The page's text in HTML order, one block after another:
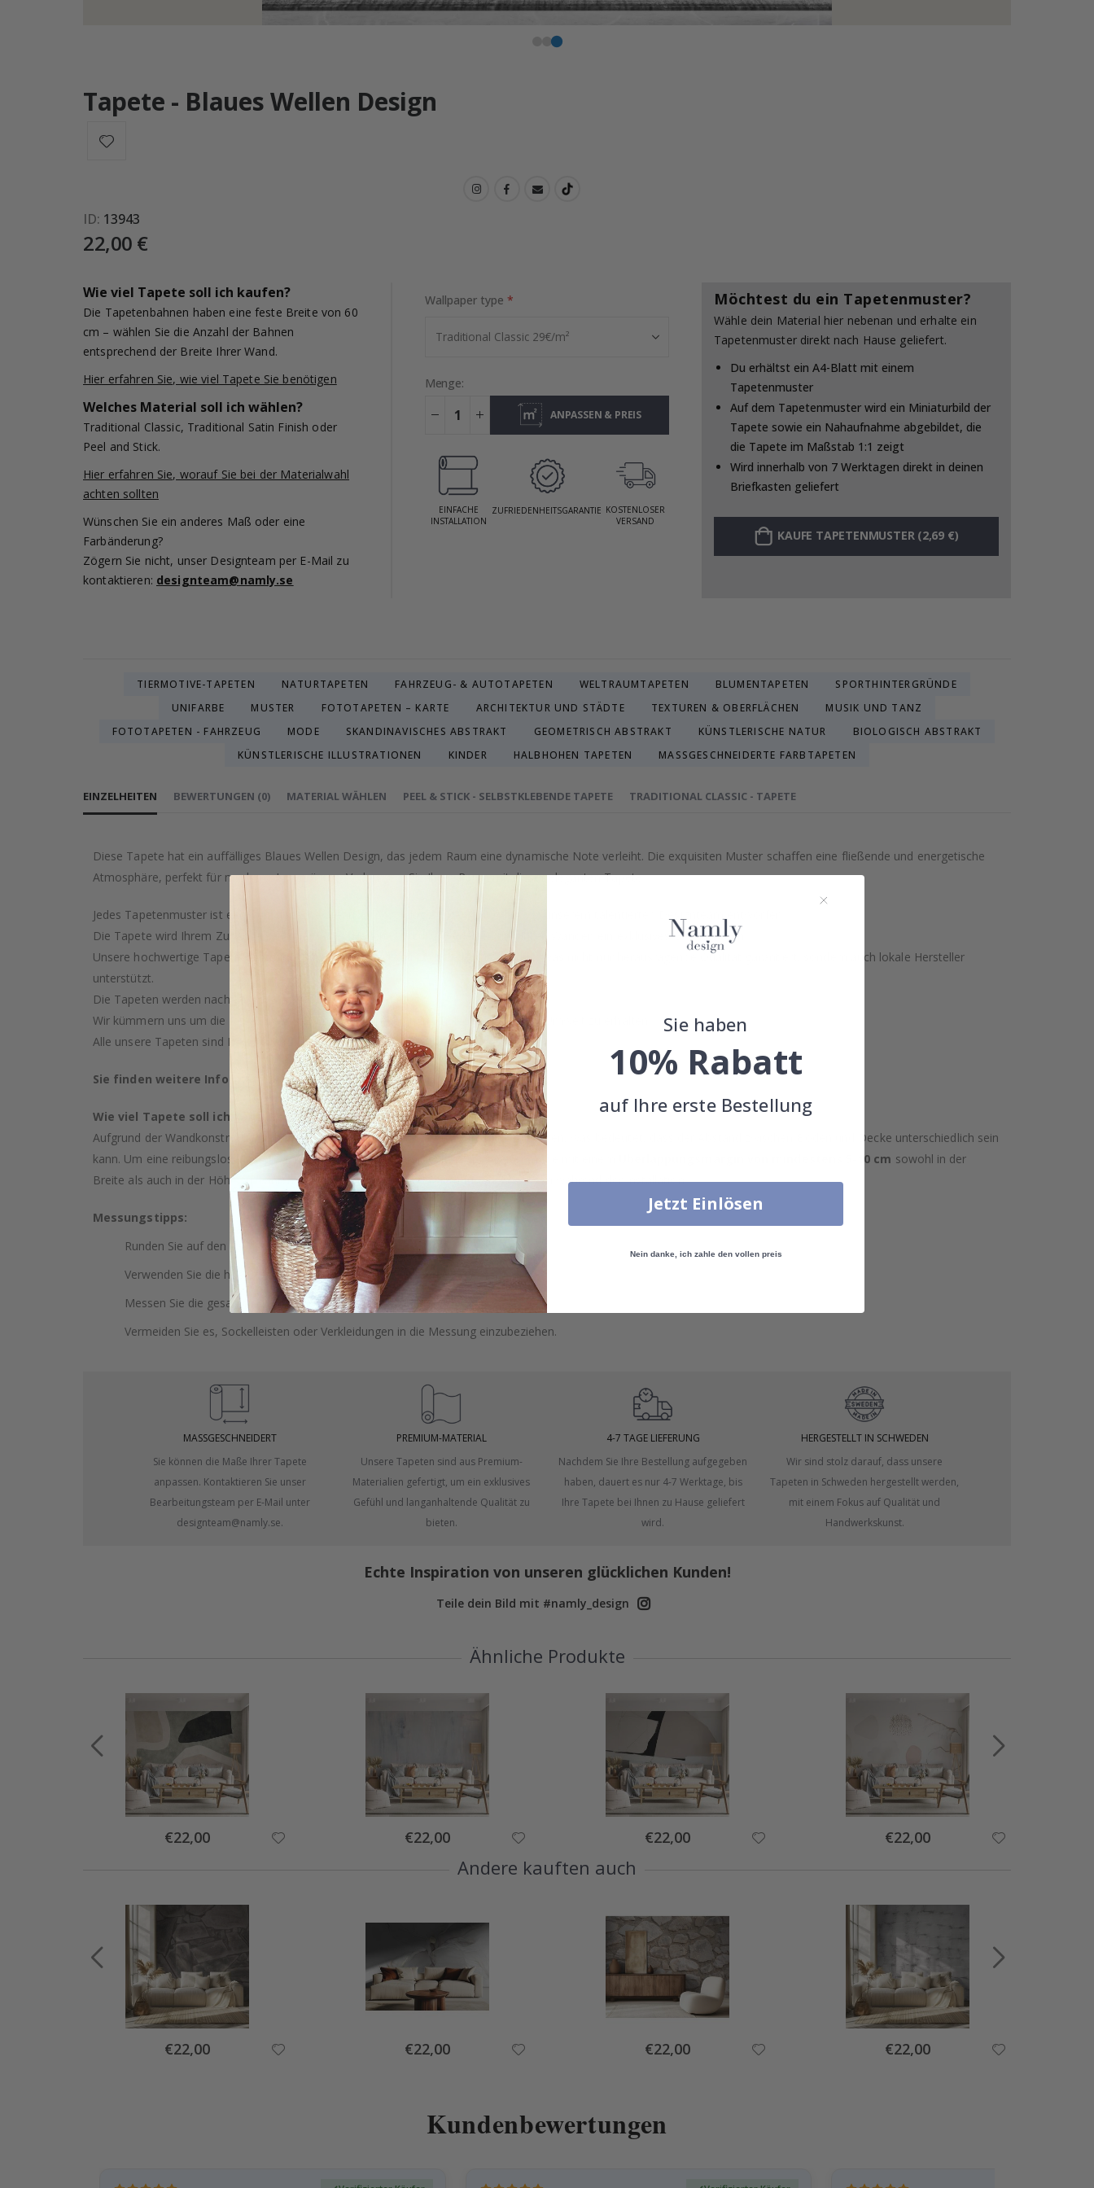
Tapete - Blaues Wellen Design
ID 13943
22,00 €
Wie viel Tapete soll ich kaufen?
Die Tapetenbahnen haben eine feste Breite von 60
cm – wählen Sie die Anzahl der Bahnen
entsprechend der Breite Ihrer Wand.
Hier erfahren Sie, wie viel Tapete Sie benötigen
Welches Material soll ich wählen?
Traditional Classic, Traditional Satin Finish oder
Peel and Stick.
Hier erfahren Sie, worauf Sie bei der Materialwahl
achten sollten
Wünschen Sie ein anderes Maß oder eine
Farbänderung?
Zögern Sie nicht, unser Designteam per E-Mail zu
kontaktieren: designteam@namly.se
Wallpaper type
Menge:
ANPASSEN & PREIS
EINFACHE
INSTALLATION
ZUFRIEDENHEITSGARANTIE KOSTENLOSER
VERSAND
Möchtest du ein Tapetenmuster?
Wähle dein Material hier nebenan und erhalte ein
Tapetenmuster direkt nach Hause geliefert.
Du erhältst ein A4-Blatt mit einem
Tapetenmuster
Auf dem Tapetenmuster wird ein Miniaturbild der
Tapete sowie ein Nahaufnahme abgebildet, die
die Tapete im Maßstab 1:1 zeigt
Wird innerhalb von 7 Werktagen direkt in deinen
Briefkasten geliefert
KAUFE TAPETENMUSTER (2,69 €)
TIERMOTIVE-TAPETEN NATURTAPETEN FAHRZEUG- & AUTOTAPETEN WELTRAUMTAPETEN BLUMENTAPETEN
SPORTHINTERGRÜNDE
UNIFARBE
MUSTER FOTOTAPETEN – KARTE ARCHITEKTUR UND STÄDTE TEXTUREN & OBERFLÄCHEN
MUSIK UND TANZ
FOTOTAPETEN - FAHRZEUG
MODE SKANDINAVISCHES ABSTRAKT GEOMETRISCH ABSTRAKT KÜNSTLERISCHE NATUR
BIOLOGISCH ABSTRAKT
KÜNSTLERISCHE ILLUSTRATIONEN
KINDER HALBHOHEN TAPETEN MASSGESCHNEIDERTE FARBTAPETEN
EINZELHEITEN
Diese Tapete hat ein auffälliges Blaues Wellen Design, das jedem Raum eine dynamische Note verleiht. Die exquisiten Muster schaffen eine fließende und energetische
Atmosphäre, perfekt für moderne Innenräume. Verbessern Sie Ihren Raum mit dieser eleganten Tapete.
Jedes Tapetenmuster ist eine künstlerische Kreation, sorgfältig ausgewählt oder von unserem talentierten Designteam entworfen.
Die Tapete wird Ihrem Zuhause garantiert einen Hauch von Luxus verleihen und Ihren Wänden ein exklusives Gefühl geben.
Unsere hochwertige Tapete wird mit Sorgfalt und Präzision in Schweden hergestellt, was nicht nur herausragende Qualität garantiert, sondern auch lokale Hersteller
unterstützt.
Die Tapeten werden nach Ihrem Kauf auf Bestellung gefertigt.
Wir kümmern uns um die Ressourcen der Erde und streben danach, eine nachhaltige Umwelt zu erhalten.
Alle unsere Tapeten sind PVC-frei und als feuerfest eingestuft.
Sie finden weitere Informationen zu unseren Tapetenarten im obigen Menü.
Wie viel Tapete soll ich kaufen?
Aufgrund der Wandkonstruktion und möglicher Neigung können die Wandmaße variieren, was bedeutet, dass der Abstand zwischen Boden und Decke unterschiedlich sein
kann. Um eine reibungslose Installation zu gewährleisten, empfehlen wir, Tapetenmaße mit einem
Überlappungsmargin von mindestens 5-10 cm sowohl in der
Breite als auch in der Höhe zu wählen. Dies bietet zusätzlichen Raum für Anpassungen während der Installation.
Messungstipps:
Runden Sie auf den nächsten ganzen Zentimeter auf.
Verwenden Sie die höchste Wand, um Ihre Höhe zu messen.
Messen Sie die gesamte Wand, einschließlich Türen und Fenster.
Vermeiden Sie es, Sockelleisten oder Verkleidungen in die Messung einzubeziehen.
BEWERTUNGEN (0) MATERIAL WÄHLEN PEEL & STICK - SELBSTKLEBENDE TAPETE TRADITIONAL CLASSIC - TAPETE
MASSGESCHNEIDERT
Sie können die Maße Ihrer Tapete
anpassen. Kontaktieren Sie unser
Bearbeitungsteam per E-Mail unter
designteam@namly.se.
PREMIUM-MATERIAL
Unsere Tapeten sind aus Premium-
Materialien gefertigt, um ein exklusives
Gefühl und langanhaltende Qualität zu
bieten.
4-7 TAGE LIEFERUNG
Nachdem Sie Ihre Bestellung aufgegeben
haben, dauert es nur 4-7 Werktage, bis
Ihre Tapete bei Ihnen zu Hause geliefert
wird.
HERGESTELLT IN SCHWEDEN
Wir sind stolz darauf, dass unsere
Tapeten in Schweden hergestellt werden,
mit einem Fokus auf Qualität und
Handwerkskunst.
Echte Inspiration von unseren glücklichen Kunden!
Teile dein Bild mit #namly_design
Ähnliche Produkte
Special
Price
€22,00 Special
Price
€22,00 Special
Price
€22,00 Special
Price
€22,00
Andere kauften auch
Special
Price
€22,00 Special
Price
€22,00 Special
Price
€22,00 Special
Price
€22,00
Kundenbewertungen
Sie haben
10% Rabatt
auf Ihre erste Bestellung
Jetzt Einlösen
Nein danke, ich zahle den vollen preis